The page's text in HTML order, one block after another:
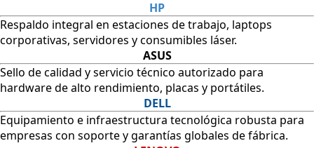
HP
Respaldo integral en estaciones de trabajo, laptops
corporativas, servidores y consumibles láser.
ASUS
Sello de calidad y servicio técnico autorizado para
hardware de alto rendimiento, placas y portátiles.
DELL
Equipamiento e infraestructura tecnológica robusta para
empresas con soporte y garantías globales de fábrica.